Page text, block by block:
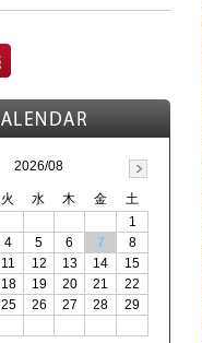
2026/08
火 水 木 金
土
1
4 5 6 7
8
11 12 13 14
15
18 19 20 21
22
25 26 27 28
29